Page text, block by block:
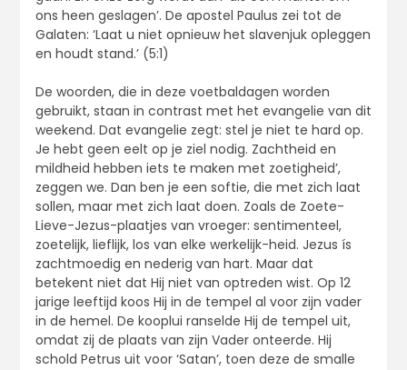
ons heen geslagen’. De apostel Paulus zei tot de
Galaten: ‘Laat u niet opnieuw het slavenjuk opleggen
en houdt stand.’ (5:1)
De woorden, die in deze voetbaldagen worden
gebruikt, staan in contrast met het evangelie van dit
weekend. Dat evangelie zegt: stel je niet te hard op.
Je hebt geen eelt op je ziel nodig. Zachtheid en
mildheid hebben iets te maken met zoetigheid’,
zeggen we. Dan ben je een softie, die met zich laat
sollen, maar met zich laat doen. Zoals de Zoete-
Lieve-Jezus-plaatjes van vroeger: sentimenteel,
zoetelijk, lieflijk, los van elke werkelijk-heid. Jezus ís
zachtmoedig en nederig van hart. Maar dat
betekent niet dat Hij niet van optreden wist. Op 12
jarige leeftijd koos Hij in de tempel al voor zijn vader
in de hemel. De kooplui ranselde Hij de tempel uit,
omdat zij de plaats van zijn Vader onteerde. Hij
schold Petrus uit voor ‘Satan’, toen deze de smalle